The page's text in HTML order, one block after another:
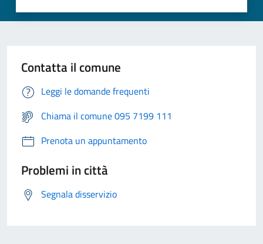
Contatta il comune
Leggi le domande frequenti
Chiama il comune 095 7199 111
Prenota un appuntamento
Problemi in città
Segnala disservizio